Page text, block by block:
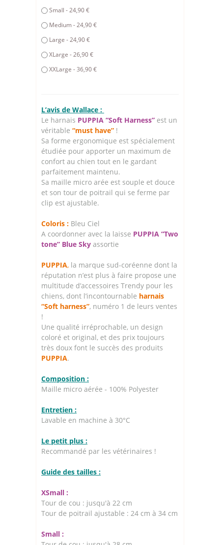
Small - 24,90 €
Medium - 24,90 €
Large - 24,90 €
XLarge - 26,90 €
XXLarge - 36,90 €
L’avis de Wallace :
Le harnais PUPPIA “Soft Harness” est un
véritable “must have” !
Sa forme ergonomique est spécialement
étudiée pour apporter un maximum de
confort au chien tout en le gardant
parfaitement maintenu.
Sa maille micro arée est souple et douce
et son tour de poitrail qui se ferme par
clip est ajustable.
Coloris : Bleu Ciel
A coordonner avec la laisse PUPPIA “Two
tone” Blue Sky assortie
PUPPIA, la marque sud-coréenne dont la
réputation n’est plus à faire propose une
multitude d’accessoires Trendy pour les
chiens, dont l’incontournable harnais
“Soft harness”, numéro 1 de leurs ventes
!
Une qualité irréprochable, un design
coloré et original, et des prix toujours
très doux font le succès des produits
PUPPIA.
Composition :
Maille micro aérée - 100% Polyester
Entretien :
Lavable en machine à 30°C
Le petit plus :
Recommandé par les vétérinaires !
Guide des tailles :
XSmall :
Tour de cou : jusqu'à 22 cm
Tour de poitrail ajustable : 24 cm à 34 cm
Small :